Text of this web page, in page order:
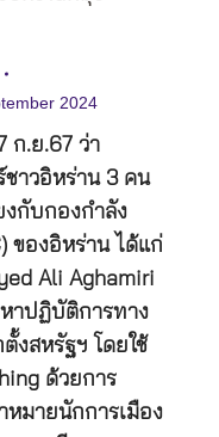
2024
ก.ย.67 ว่า
ชาวอิหร่าน 3 คน
งกับกองกำลัง
ของอิหร่าน ได้แก่
Ali Aghamiri
าปฏิบัติการทาง
ตั้งสหรัฐฯ โดยใช้
ด้วยการ
หมายนักการเมือง